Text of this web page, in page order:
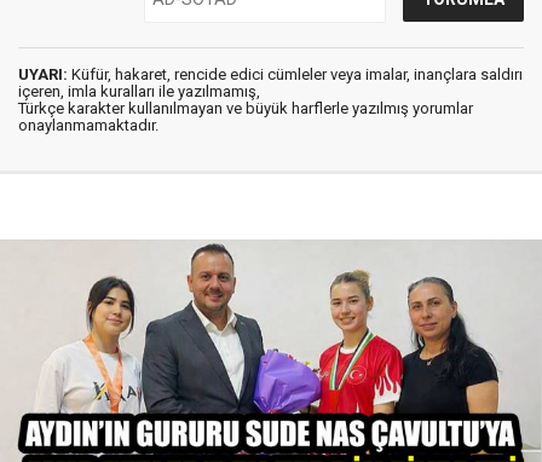
UYARI: Küfür, hakaret, rencide edici cümleler veya imalar, inançlara saldırı
içeren, imla kuralları ile yazılmamış,
Türkçe karakter kullanılmayan ve büyük harflerle yazılmış yorumlar
onaylanmamaktadır.